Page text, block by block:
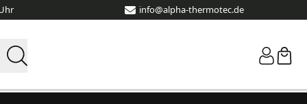
info@alpha-thermotec.de